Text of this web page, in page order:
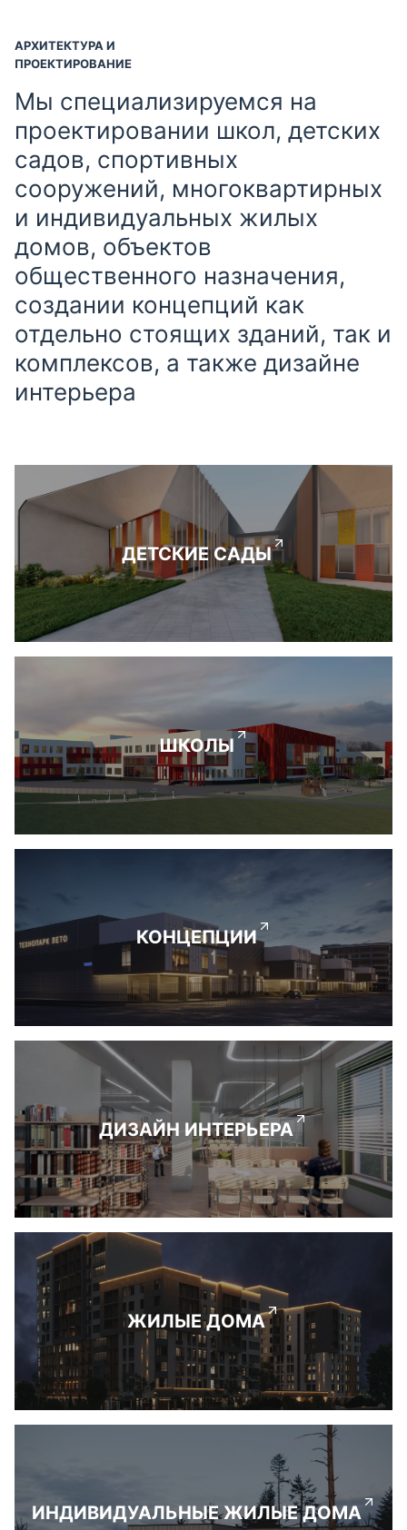
АРХИТЕКТУРА И
ПРОЕКТИРОВАНИЕ
Мы специализируемся на
проектировании школ, детских
садов, спортивных
сооружений, многоквартирных
и индивидуальных жилых
домов, объектов
общественного назначения,
создании концепций как
отдельно стоящих зданий, так и
комплексов, а также дизайне
интерьера
ДЕТСКИЕ САДЫ
ШКОЛЫ
КОНЦЕПЦИИ
ДИЗАЙН ИНТЕРЬЕРА
ЖИЛЫЕ ДОМА
ИНДИВИДУАЛЬНЫЕ ЖИЛЫЕ ДОМА